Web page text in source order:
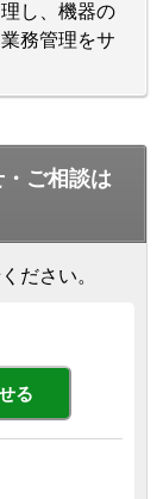
し、機器の
務管理をサ
ご相談は
ださい。
る